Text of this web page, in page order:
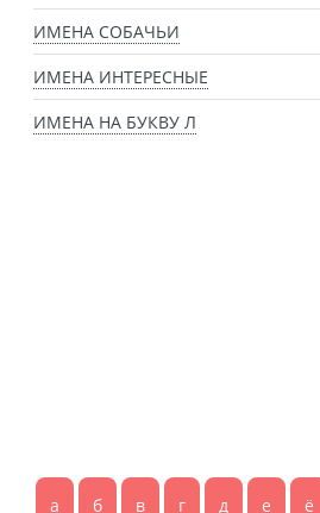
ИМЕНА СОБАЧЬИ
ИМЕНА ИНТЕРЕСНЫЕ
ИМЕНА НА БУКВУ Л
а б в г д е ё